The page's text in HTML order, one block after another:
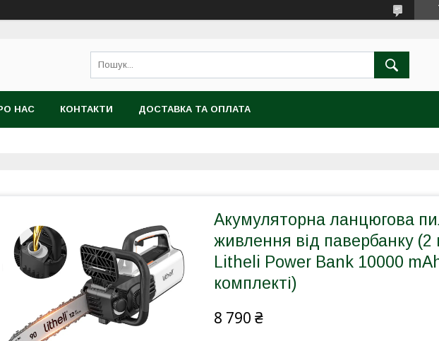
НАС КОНТАКТИ ДОСТАВКА ТА ОПЛАТА
Акумуляторна ланцюгова
живлення від павербанку
Litheli Power Bank 10000
комплекті)
8 790 ₴